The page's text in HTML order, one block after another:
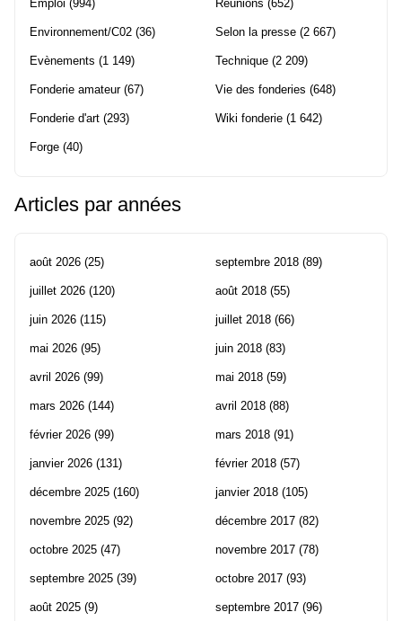
Emploi (994)
Environnement/C02 (36)
Evènements (1 149)
Fonderie amateur(67)
Fonderie d'art (293)
Forge (40)
Réunions (652)
Selon la presse (2 667)
Technique (2 209)
Vie des fonderies (648)
Wiki fonderie (1 642)
Articles par années
août 2026 (25)
juillet 2026 (120)
juin 2026 (115)
mai 2026 (95)
avril 2026 (99)
mars 2026 (144)
février 2026 (99)
janvier 2026 (131)
décembre 2025 (160)
novembre 2025 (92)
octobre 2025 (47)
septembre 2025 (39)
août 2025 (9)
septembre 2018 (89)
août 2018 (55)
juillet 2018 (66)
juin 2018 (83)
mai 2018 (59)
avril 2018 (88)
mars 2018 (91)
février 2018 (57)
janvier 2018 (105)
décembre 2017 (82)
novembre 2017 (78)
octobre 2017 (93)
septembre 2017 (96)